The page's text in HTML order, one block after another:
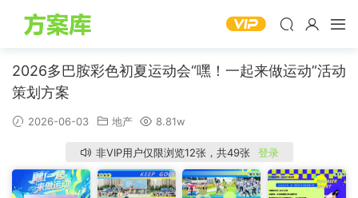
2026多巴胺彩色初夏运动会“嘿！一起来做运动”活动
策划方案
2026-06-03 地产 8.81w
非VIP用户仅限浏览12张，共49张 登录